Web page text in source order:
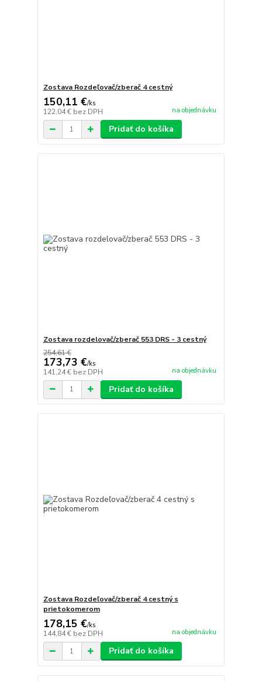
Zostava Rozdeľovač/zberač 4 cestný
150,11 €/ks
122,04 € bez DPH na objednávku
Pridať do košíka
Zostava rozdelovač/zberač 553 DRS - 3 cestný
254,61 €
173,73 €/ks
141,24 € bez DPH na objednávku
Pridať do košíka
Zostava Rozdeľovač/zberač 4 cestný s
prietokomerom
178,15 €/ks
144,84 € bez DPH na objednávku
Pridať do košíka